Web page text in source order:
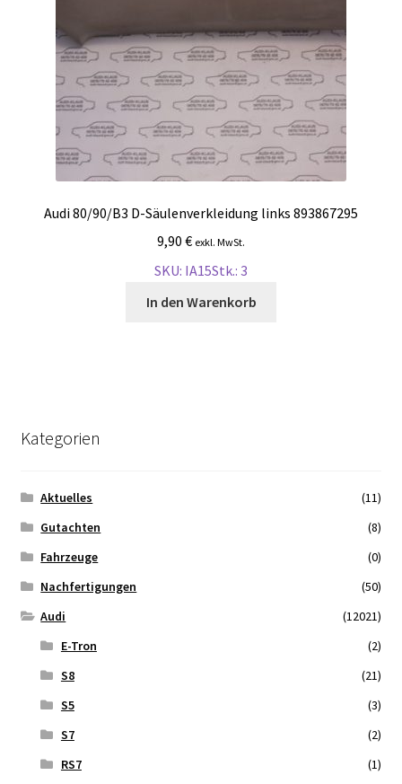
Audi 80/90/B3 D-Säulenverkleidung links 893867295
9,90 € exkl. MwSt.
SKU: IA15Stk.: 3
In den Warenkorb
Kategorien
Aktuelles
(11)
Gutachten
(8)
Fahrzeuge
(0)
Nachfertigungen
(50)
Audi
(12021)
E-Tron
(2)
S8
(21)
S5
(3)
S7
(2)
RS7
(1)